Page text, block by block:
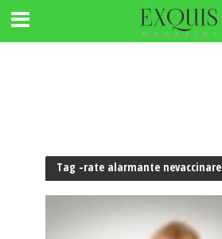
Tag -rate alarmante nevaccinare